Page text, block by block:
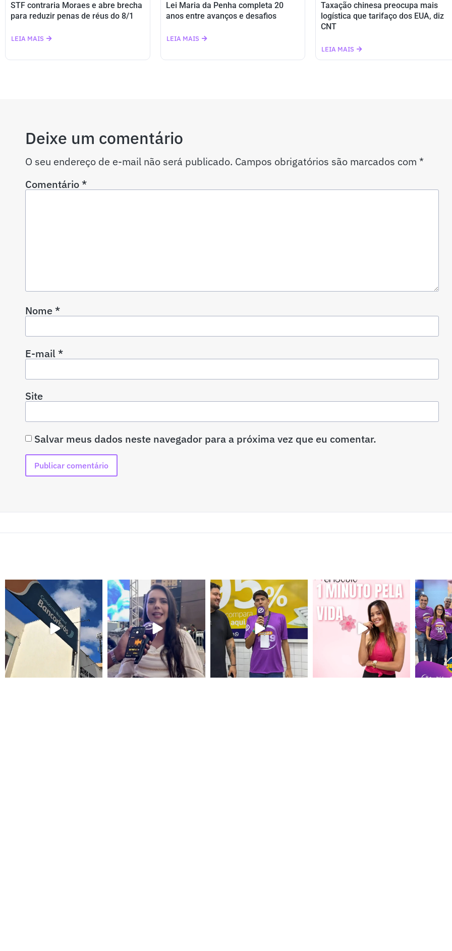
STF contraria Moraes e abre brecha
para reduzir penas de réus do 8/1
LEIA MAIS
Lei Maria da Penha completa 20
anos entre avanços e desafios
LEIA MAIS
Taxação chinesa preocupa mais
logística que tarifaço dos EUA, diz
CNT
LEIA MAIS
Deixe um comentário
O seu endereço de e-mail não será publicado. Campos obrigatórios são marcados com *
Comentário*
Nome*
E-mail*
Site
Salvar meus dados neste navegador para a próxima vez que eu comentar.